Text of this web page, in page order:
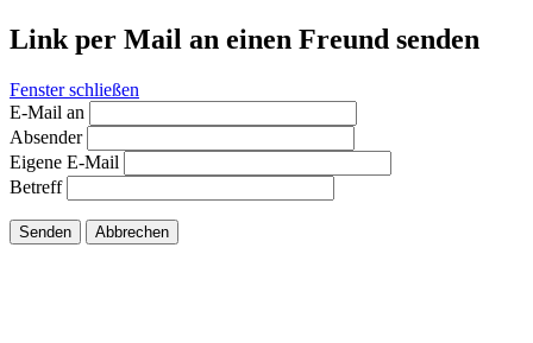
Link per Mail an einen Freund senden
Fenster schließen
E-Mail an
Absender
Eigene E-Mail
Betreff
Senden Abbrechen